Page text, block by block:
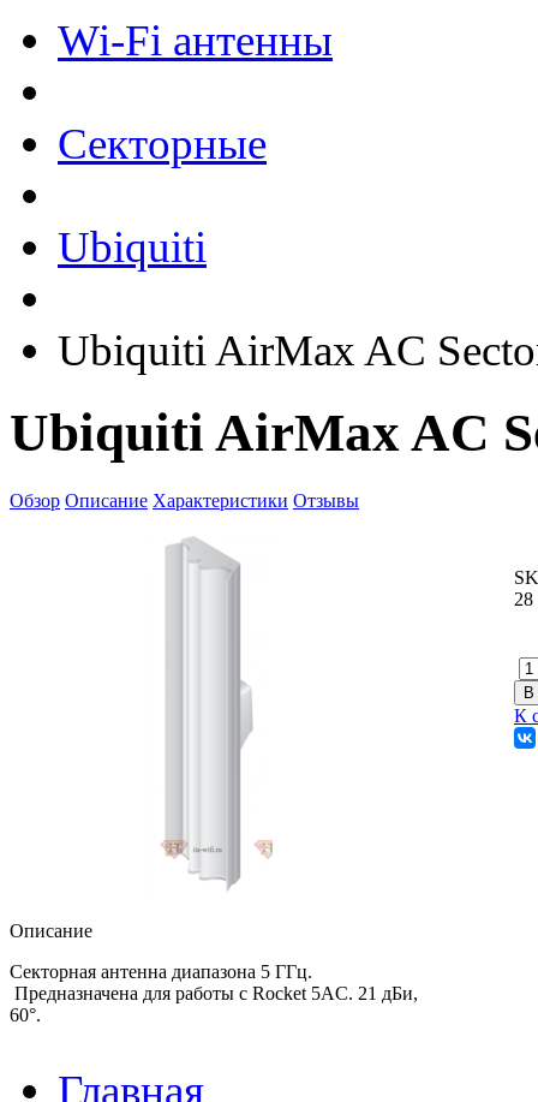
Wi-Fi антенны
Секторные
Ubiquiti
Ubiquiti AirMax AC
Ubiquiti AirMax AC
Обзор Описание Характеристики Отзывы
28
К
Описание
Секторная антенна диапазона 5 ГГц.
Предназначена для работы с Rocket 5AC. 21 дБи,
60°.
Главная